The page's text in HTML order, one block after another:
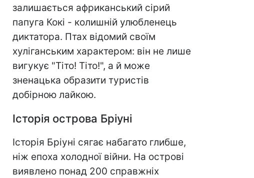
залишається африканський сірий
папуга Кокі - колишній улюбленець
диктатора. Птах відомий своїм
хуліганським характером: він не лише
вигукує "Тіто! Тіто!", а й може
зненацька образити туристів
добірною лайкою.
Історія острова Бріуні
Історія Бріуні сягає набагато глибше,
ніж епоха холодної війни. На острові
виявлено понад 200 справжніх